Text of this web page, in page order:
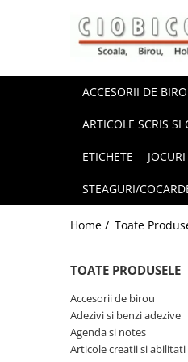
Accesorii de birou
Suporti birou
Articole din hartie
Role casa marcat si fax
ACCESORII DE
ARTICOLE SCRIS SI
ETICHETE
STEAGURI/
Home / Toate
TOATE PRODUSELE
Accesorii de birou
Adezivi si benzi adezive
Agenda si notes
Articole creatii si